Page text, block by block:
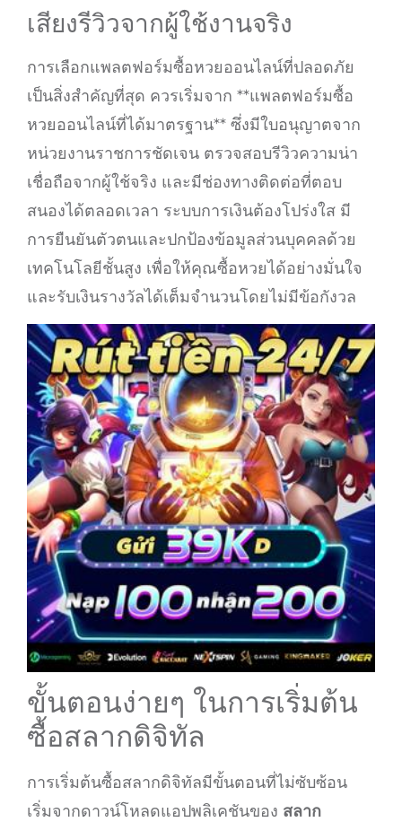
เสียงรีวิวจากผู้ใช้งานจริง
การเลือกแพลตฟอร์มซื้อหวยออนไลน์ที่ปลอดภัย
เป็นสิ่งสำคัญที่สุด ควรเริ่มจาก **แพลตฟอร์มซื้อ
หวยออนไลน์ที่ได้มาตรฐาน** ซึ่งมีใบอนุญาตจาก
หน่วยงานราชการชัดเจน ตรวจสอบรีวิวความน่า
เชื่อถือจากผู้ใช้จริง และมีช่องทางติดต่อที่ตอบ
สนองได้ตลอดเวลา ระบบการเงินต้องโปร่งใส มี
การยืนยันตัวตนและปกป้องข้อมูลส่วนบุคคลด้วย
เทคโนโลยีชั้นสูง เพื่อให้คุณซื้อหวยได้อย่างมั่นใจ
และรับเงินรางวัลได้เต็มจำนวนโดยไม่มีข้อกังวล
ขั้นตอนง่ายๆ ในการเริ่มต้น
ซื้อสลากดิจิทัล
การเริ่มต้นซื้อสลากดิจิทัลมีขั้นตอนที่ไม่ซับซ้อน
เริ่มจากดาวน์โหลดแอปพลิเคชันของ สลาก